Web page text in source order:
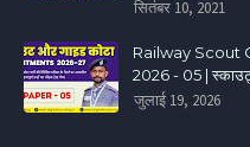
सितंबर 10, 2021
Railway Scout
2026 - 05 | स्काउट्स
जुलाई 19, 2026